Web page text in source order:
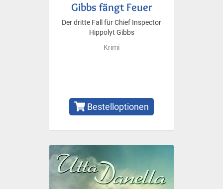
Gibbs fängt Feuer
Der dritte Fall für Chief Inspector
Hippolyt Gibbs
Krimi
Bestelloptionen